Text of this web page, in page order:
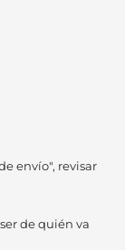
envío", revisar
de quién va